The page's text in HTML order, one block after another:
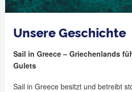
Unsere Geschichte
Sail in Greece – Griechenlands
Gulets
Sail in Greece besitzt und betreibt